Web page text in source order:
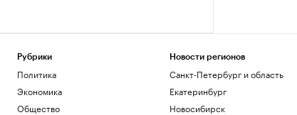
Рубрики
Политика
Экономика
Общество
Новости регионов
Санкт-Петербург и область
Екатеринбург
Новосибирск